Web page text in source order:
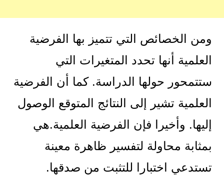
ومن الخصائص التي تتميز بها الفرضية
العلمية أنها تحدد المتغيرات التي
ستتمحور حولها الدراسة. كما أن الفرضية
العلمية تشير إلى النتائج المتوقع الوصول
إليها. وأخيرا فإن الفرضية العلمية.هي
بمثابة محاولة لتفسير ظاهرة معينة
تستدعي اختبارا للتثبت من صدقها.